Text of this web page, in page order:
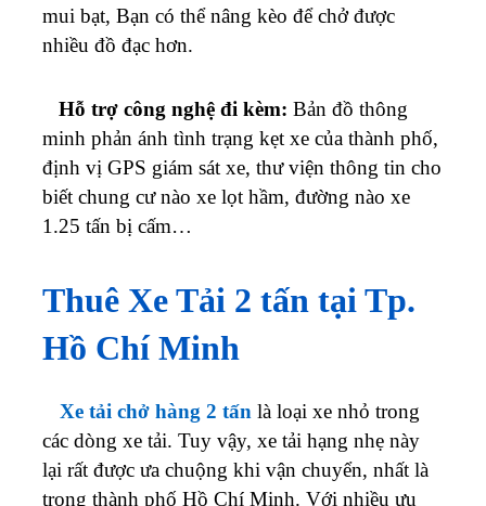
mui bạt, Bạn có thể nâng kèo để chở được
nhiều đồ đạc hơn.
Hỗ trợ công nghệ đi kèm: Bản đồ thông
minh phản ánh tình trạng kẹt xe của thành phố,
định vị GPS giám sát xe, thư viện thông tin cho
biết chung cư nào xe lọt hầm, đường nào xe
1.25 tấn bị cấm…
Thuê Xe Tải 2 tấn tại Tp.
Hồ Chí Minh
Cho
thuê
Xe tải chở hàng 2 tấn là loại xe nhỏ trong
các dòng xe tải. Tuy vậy, xe tải hạng nhẹ này
lại rất được ưa chuộng khi vận chuyển, nhất là
trong thành phố Hồ Chí Minh. Với nhiều ưu